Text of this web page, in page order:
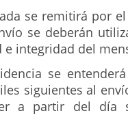
se remitirá por
se deberán
integridad del
se
siguientes al
a partir del día